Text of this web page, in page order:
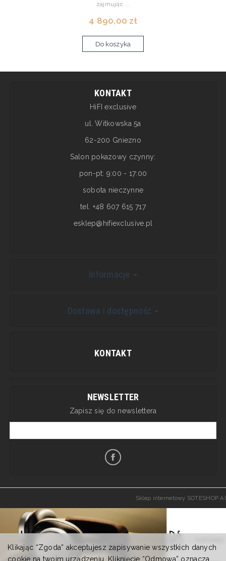
zajmując ...
4 890,00 zł
Do koszyka
KONTAKT
HiFI exclusive
ul. Witkowska 5a
62-200 Gniezno
Salon pokazowy czynny:
pon-pt: 9:00 - 17:00
sobota nieczynne
tel. +48 607 615 717
esklep@hifiexclusive.pl
Informacje
Dostawa i dostępność
KONTAKT
NEWSLETTER
Zapisz się do newslettera
Sklep internetowy SOTESHOP AI
Klikając “Zgoda” akceptujesz zapisywanie wszystkich danych
cookie na twoim urządzeniu. Kliknięcie “Odmowa” oznacza